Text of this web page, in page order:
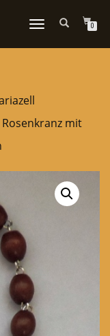
NAVIGATION
0
mit